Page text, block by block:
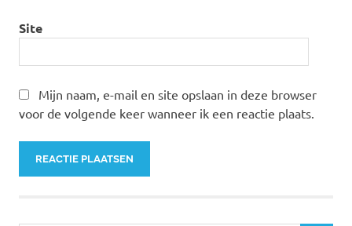
Site
Mijn naam, e-mail en site opslaan in deze browser
voor de volgende keer wanneer ik een reactie plaats.